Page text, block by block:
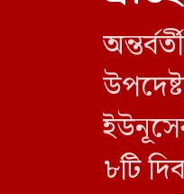
৮টি